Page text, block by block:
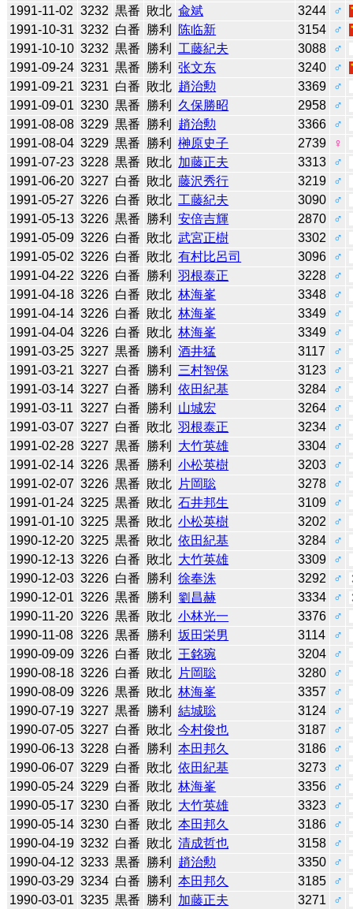
1991-11-02 3232 黒番 敗北 兪斌 3244
♂
1991-10-31 3232 白番 勝利 陈临新 3154
♂
1991-10-10 3232 黒番 勝利 工藤紀夫 3088
♂
1991-09-24 3231 黒番 勝利 张文东 3240
♂
1991-09-21 3231 白番 敗北 趙治勲 3369
♂
1991-09-01 3230 黒番 勝利 久保勝昭 2958
♂
1991-08-08 3229 黒番 勝利 趙治勲 3366
♂
1991-08-04 3229 黒番 勝利 榊原史子 2739
♀
1991-07-23 3228 黒番 敗北 加藤正夫 3313
♂
1991-06-20 3227 白番 敗北 藤沢秀行 3219
♂
1991-05-27 3226 白番 敗北 工藤紀夫 3090
♂
1991-05-13 3226 黒番 勝利 安倍吉輝 2870
♂
1991-05-09 3226 白番 敗北 武宮正樹 3302
♂
1991-05-02 3226 白番 敗北 有村比呂司 3096
♂
1991-04-22 3226 白番 勝利 羽根泰正 3228
♂
1991-04-18 3226 白番 敗北 林海峯 3348
♂
1991-04-14 3226 白番 敗北 林海峯 3349
♂
1991-04-04 3226 白番 敗北 林海峯 3349
♂
1991-03-25 3227 黒番 勝利 酒井猛 3117
♂
1991-03-21 3227 白番 勝利 三村智保 3123
♂
1991-03-14 3227 白番 勝利 依田紀基 3284
♂
1991-03-11 3227 白番 勝利 山城宏 3264
♂
1991-03-07 3227 白番 敗北 羽根泰正 3234
♂
1991-02-28 3227 黒番 勝利 大竹英雄 3304
♂
1991-02-14 3226 黒番 勝利 小松英樹 3203
♂
1991-02-07 3226 黒番 敗北 片岡聡 3278
♂
1991-01-24 3225 黒番 敗北 石井邦生 3109
♂
1991-01-10 3225 黒番 敗北 小松英樹 3202
♂
1990-12-20 3225 黒番 敗北 依田紀基 3284
♂
1990-12-13 3226 白番 敗北 大竹英雄 3309
♂
1990-12-03 3226 白番 勝利 徐奉洙 3292
♂
1990-12-01 3226 黒番 勝利 劉昌赫 3334
♂
1990-11-20 3226 黒番 敗北 小林光一 3376
♂
1990-11-08 3226 黒番 勝利 坂田栄男 3114
♂
1990-09-09 3226 白番 敗北 王銘琬 3204
♂
1990-08-18 3226 白番 敗北 片岡聡 3280
♂
1990-08-09 3226 黒番 敗北 林海峯 3357
♂
1990-07-19 3227 黒番 勝利 結城聡 3124
♂
1990-07-05 3227 白番 敗北 今村俊也 3187
♂
1990-06-13 3228 白番 勝利 本田邦久 3186
♂
1990-06-07 3229 白番 敗北 依田紀基 3273
♂
1990-05-24 3229 白番 敗北 林海峯 3356
♂
1990-05-17 3230 白番 敗北 大竹英雄 3323
♂
1990-05-14 3230 白番 敗北 本田邦久 3186
♂
1990-04-19 3232 白番 敗北 清成哲也 3158
♂
1990-04-12 3233 黒番 勝利 趙治勲 3350
♂
1990-03-29 3234 白番 勝利 本田邦久 3185
♂
1990-03-01 3235 黒番 勝利 加藤正夫 3271
♂